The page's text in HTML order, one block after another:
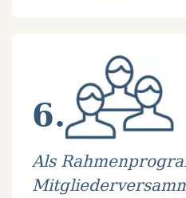
6.
Als